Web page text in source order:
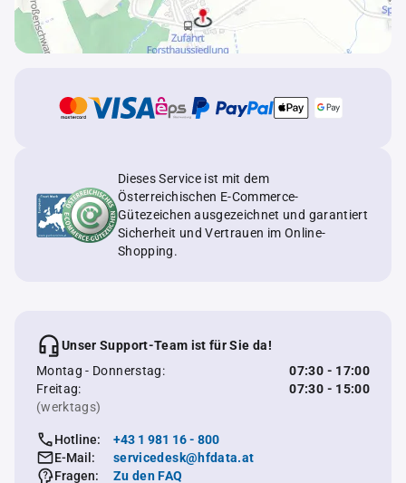
Dieses Service ist mit dem
Österreichischen E-Commerce-
Gütezeichen ausgezeichnet und garantiert
Sicherheit und Vertrauen im Online-
Shopping.
Unser Support-Team ist für Sie da!
Montag - Donnerstag:
07:30 - 17:00
Freitag:
07:30 - 15:00
(werktags)
Hotline:
+43 1 981 16 - 800
E-Mail:
servicedesk@hfdata.at
Fragen:
Zu den FAQ